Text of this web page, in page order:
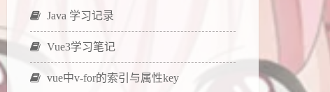
Java 学习记录
Vue3学习笔记
vue中v-for的索引与属性key